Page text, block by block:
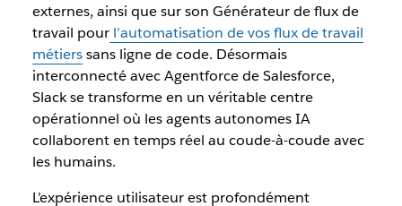
externes, ainsi que sur son Générateur de flux de
travail pour l’automatisation de vos flux de travail
métierssans ligne de code. Désormais
interconnecté avec Agentforce de Salesforce,
Slack se transforme en un véritable centre
opérationnel où les agents autonomes IA
collaborent en temps réel au coude-à-coude avec
les humains.
L’expérience utilisateur est profondément